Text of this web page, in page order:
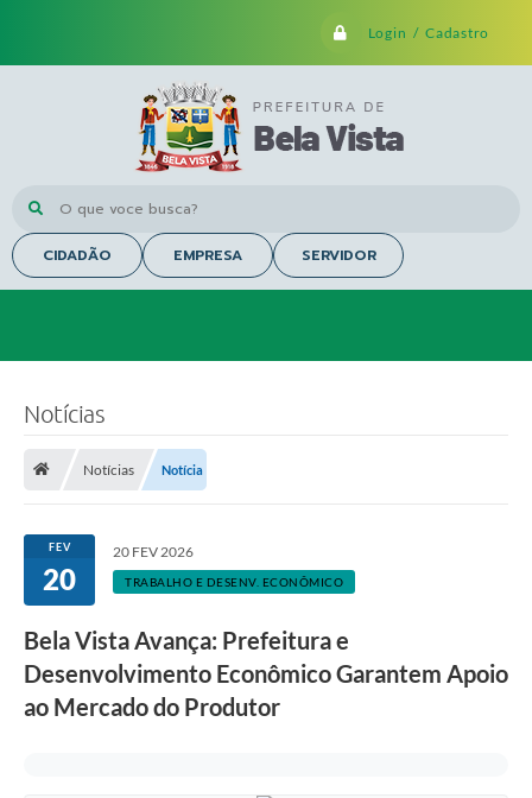
Login / Cadastro
O que voce busca?
CIDADÃO EMPRESA SERVIDOR
Notícias
Notícias Notícia
FEV
20
20 FEV 2026
TRABALHO E DESENV. ECONÔMICO
Bela Vista Avança: Prefeitura e
Desenvolvimento Econômico Garantem Apoio
ao Mercado do Produtor